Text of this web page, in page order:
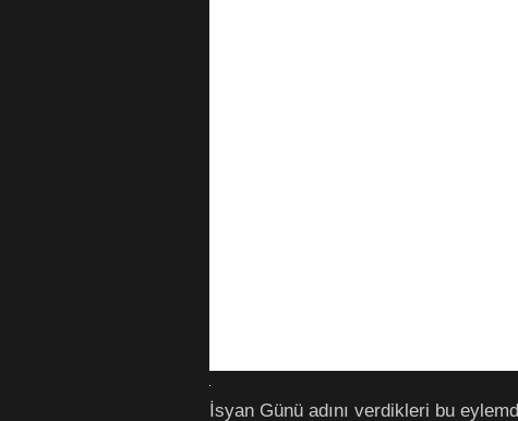
İsyan Günü adını verdikleri bu